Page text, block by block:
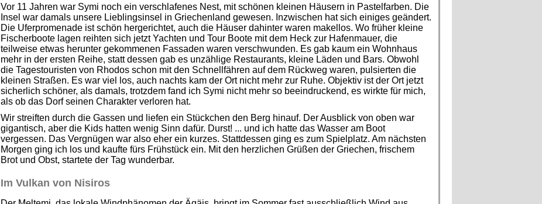
Vor 11 Jahren war Symi noch ein verschlafenes Nest, mit schönen kleinen Häusern in Pastelfarben. Die
Insel war damals unsere Lieblingsinsel in Griechenland gewesen. Inzwischen hat sich einiges geändert.
Die Uferpromenade ist schön hergerichtet, auch die Häuser dahinter waren makellos. Wo früher kleine
Fischerboote lagen reihten sich jetzt Yachten und Tour Boote mit dem Heck zur Hafenmauer, die
teilweise etwas herunter gekommenen Fassaden waren verschwunden. Es gab kaum ein Wohnhaus
mehr in der ersten Reihe, statt dessen gab es unzählige Restaurants, kleine Läden und Bars. Obwohl
die Tagestouristen von Rhodos schon mit den Schnellfähren auf dem Rückweg waren, pulsierten die
kleinen Straßen. Es war viel los, auch nachts kam der Ort nicht mehr zur Ruhe. Objektiv ist der Ort jetzt
sicherlich schöner, als damals, trotzdem fand ich Symi nicht mehr so beeindruckend, es wirkte für mich,
als ob das Dorf seinen Charakter verloren hat.
Wir streiften durch die Gassen und liefen ein Stückchen den Berg hinauf. Der Ausblick von oben war
gigantisch, aber die Kids hatten wenig Sinn dafür. Durst! ... und ich hatte das Wasser am Boot
vergessen. Das Vergnügen war also eher ein kurzes. Stattdessen ging es zum Spielplatz. Am nächsten
Morgen ging ich los und kaufte fürs Frühstück ein. Mit den herzlichen Grüßen der Griechen, frischem
Brot und Obst, startete der Tag wunderbar.
Im Vulkan von Nisiros